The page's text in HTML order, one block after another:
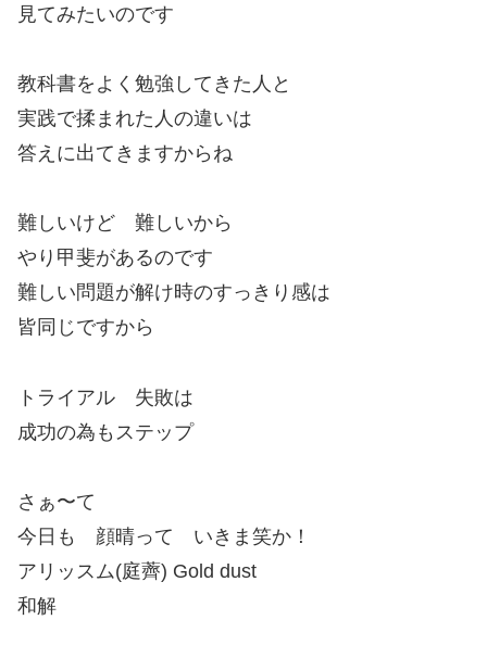
見てみたいのです
教科書をよく勉強してきた人と
実践で揉まれた人の違いは
答えに出てきますからね
難しいけど 難しいから
やり甲斐があるのです
難しい問題が解け時のすっきり感は
皆同じですから
トライアル 失敗は
成功の為もステップ
さぁ〜て
今日も 顔晴って いきま笑か！
アリッスム(庭薺) Gold dust
和解